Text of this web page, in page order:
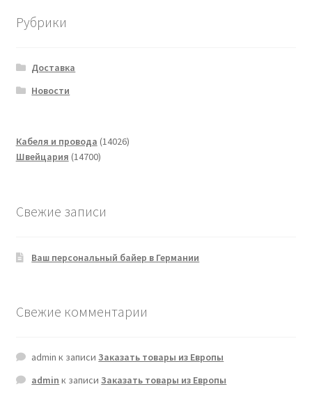
Рубрики
Доставка
Новости
Кабеля и провода 1402614026
Швейцария 1470014700
Свежие записи
Ваш персональный байер в Германии
Свежие комментарии
admin к записиЗаказать товары из Европы
admin к записиЗаказать товары из Европы